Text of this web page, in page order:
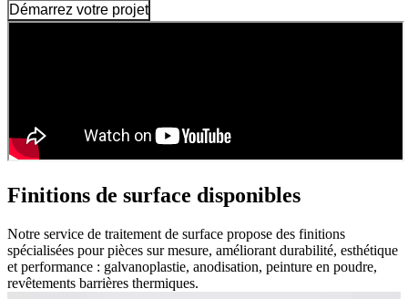
Démarrez votre projet
Finitions de surface disponibles
Notre service de traitement de surface propose des finitions
spécialisées pour pièces sur mesure, améliorant durabilité, esthétique
et performance : galvanoplastie, anodisation, peinture en poudre,
revêtements barrières thermiques.